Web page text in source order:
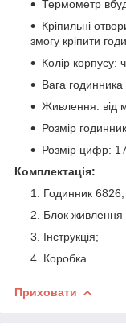
Термометр
Кріпильні
змогу кріпити
Колір корпусу:
Вага годинника
Живлення: від
Розмір
Розмір цифр:
Комплектація:
Годинник 6826;
Блок живлення
Інструкція;
Коробка.
Приховати